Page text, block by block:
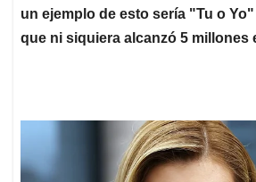
un ejemplo de esto sería "Tu o
que ni siquiera alcanzó 5 millones